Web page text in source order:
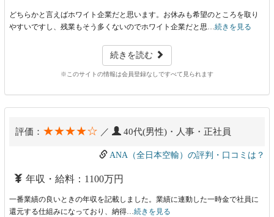
どちらかと言えばホワイト企業だと思います。お休みも希望のところを取り
やすいですし、残業もそう多くないのでホワイト企業だと思…続きを見る
続きを読む
※このサイトの情報は会員登録なしですべて見られます
評価： ★★★★☆ ／ 40代(男性)・人事・正社員
ANA（全日本空輸）の評判・口コミは？
年収・給料：1100万円
一番業績の良いときの年収を記載しました。業績に連動した一時金で社員に
還元する仕組みになっており、納得…続きを見る